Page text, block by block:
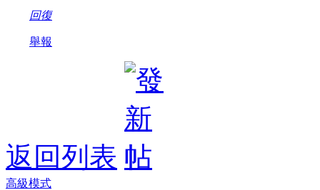
回復
舉報
返回列表
高級模式